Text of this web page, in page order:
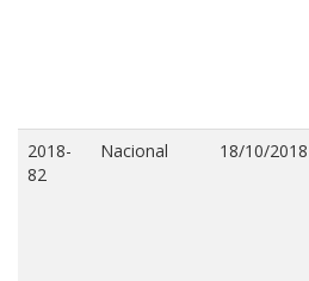
2018-
82
Nacional 18/10/2018